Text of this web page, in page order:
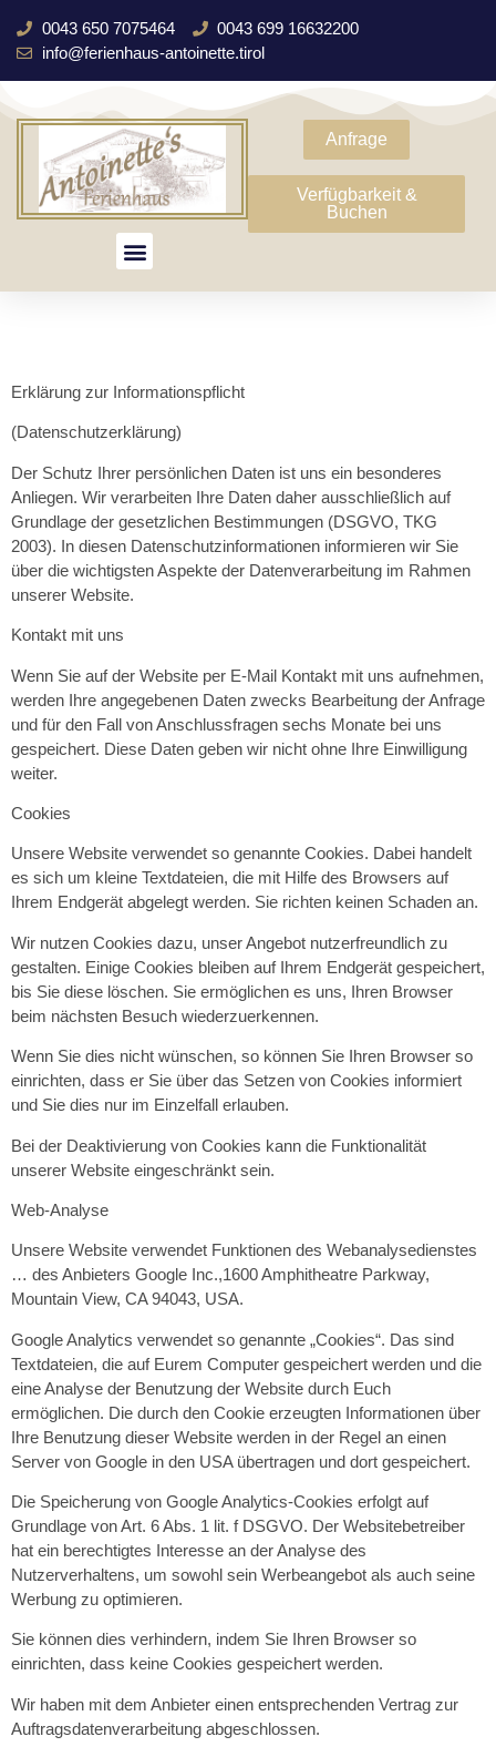
0043 650 7075464
0043 699 16632200
info@ferienhaus-antoinette.tirol
Anfrage
Verfügbarkeit &
Buchen
Erklärung zur Informationspflicht
(Datenschutzerklärung)
Der Schutz Ihrer persönlichen Daten ist uns ein besonderes
Anliegen. Wir verarbeiten Ihre Daten daher ausschließlich auf
Grundlage der gesetzlichen Bestimmungen (DSGVO, TKG
2003). In diesen Datenschutzinformationen informieren wir Sie
über die wichtigsten Aspekte der Datenverarbeitung im Rahmen
unserer Website.
Kontakt mit uns
Wenn Sie auf der Website per E-Mail Kontakt mit uns aufnehmen,
werden Ihre angegebenen Daten zwecks Bearbeitung der Anfrage
und für den Fall von Anschlussfragen sechs Monate bei uns
gespeichert. Diese Daten geben wir nicht ohne Ihre Einwilligung
weiter.
Cookies
Unsere Website verwendet so genannte Cookies. Dabei handelt
es sich um kleine Textdateien, die mit Hilfe des Browsers auf
Ihrem Endgerät abgelegt werden. Sie richten keinen Schaden an.
Wir nutzen Cookies dazu, unser Angebot nutzerfreundlich zu
gestalten. Einige Cookies bleiben auf Ihrem Endgerät gespeichert,
bis Sie diese löschen. Sie ermöglichen es uns, Ihren Browser
beim nächsten Besuch wiederzuerkennen.
Wenn Sie dies nicht wünschen, so können Sie Ihren Browser so
einrichten, dass er Sie über das Setzen von Cookies informiert
und Sie dies nur im Einzelfall erlauben.
Bei der Deaktivierung von Cookies kann die Funktionalität
unserer Website eingeschränkt sein.
Web-Analyse
Unsere Website verwendet Funktionen des Webanalysedienstes
… des Anbieters Google Inc.,1600 Amphitheatre Parkway,
Mountain View, CA 94043, USA.
Google Analytics verwendet so genannte „Cookies“. Das sind
Textdateien, die auf Eurem Computer gespeichert werden und die
eine Analyse der Benutzung der Website durch Euch
ermöglichen. Die durch den Cookie erzeugten Informationen über
Ihre Benutzung dieser Website werden in der Regel an einen
Server von Google in den USA übertragen und dort gespeichert.
Die Speicherung von Google Analytics-Cookies erfolgt auf
Grundlage von Art. 6 Abs. 1 lit. f DSGVO. Der Websitebetreiber
hat ein berechtigtes Interesse an der Analyse des
Nutzerverhaltens, um sowohl sein Werbeangebot als auch seine
Werbung zu optimieren.
Sie können dies verhindern, indem Sie Ihren Browser so
einrichten, dass keine Cookies gespeichert werden.
Wir haben mit dem Anbieter einen entsprechenden Vertrag zur
Auftragsdatenverarbeitung abgeschlossen.